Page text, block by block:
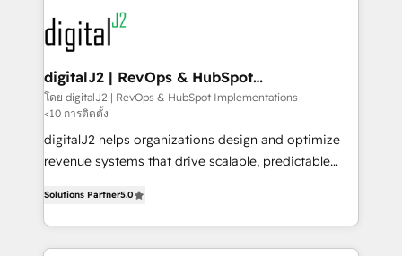
www.onthefuze.com/hubspot-admin Contact us to
learn more!
experts in marketing automation, growth, revops,
CRM and webdesign (We focus on EMEA - USA
customers).
digitalJ2 | RevOps & HubSpot
Implementations
โดย digitalJ2 | RevOps & HubSpot Implementations
<10 การติดตั้ง
digitalJ2 helps organizations design and optimize
revenue systems that drive scalable, predictable
Partner, we specialize in both strategic RevOps
planning and hands-on technical execution - building
the operational foundation companies need to
Solutions Partner5.0